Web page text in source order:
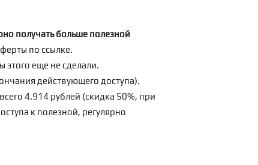
получать больше полезной
по ссылке.
этого еще не сделали.
действующего доступа).
4.914 рублей (скидка 50%, при
к полезной, регулярно